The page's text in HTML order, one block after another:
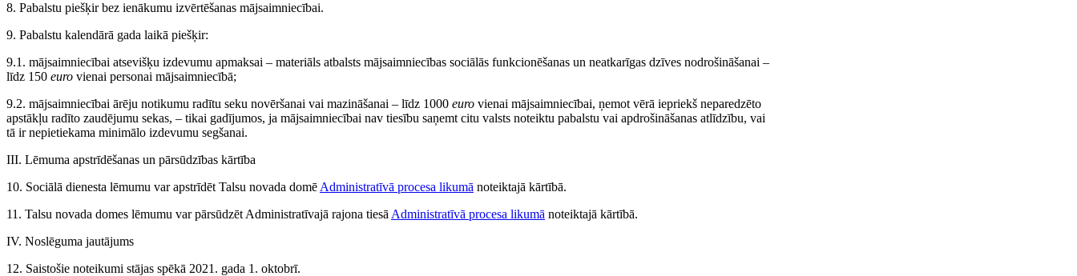
8. Pabalstu piešķir bez ienākumu izvērtēšanas mājsaimniecībai.
9. Pabalstu kalendārā gada laikā piešķir:
9.1. mājsaimniecībai atsevišķu izdevumu apmaksai – materiāls atbalsts mājsaimniecības sociālās funkcionēšanas un neatkarīgas dzīves nodrošināšanai –
līdz 150 euro vienai personai mājsaimniecībā;
9.2. mājsaimniecībai ārēju notikumu radītu seku novēršanai vai mazināšanai – līdz 1000 euro vienai mājsaimniecībai, ņemot vērā iepriekš neparedzēto
apstākļu radīto zaudējumu sekas, – tikai gadījumos, ja mājsaimniecībai nav tiesību saņemt citu valsts noteiktu pabalstu vai apdrošināšanas atlīdzību, vai
tā ir nepietiekama minimālo izdevumu segšanai.
III. Lēmuma apstrīdēšanas un pārsūdzības kārtība
10. Sociālā dienesta lēmumu var apstrīdēt Talsu novada domē Administratīvā procesa likumā noteiktajā kārtībā.
11. Talsu novada domes lēmumu var pārsūdzēt Administratīvajā rajona tiesā Administratīvā procesa likumā noteiktajā kārtībā.
IV. Noslēguma jautājums
12. Saistošie noteikumi stājas spēkā 2021. gada 1. oktobrī.